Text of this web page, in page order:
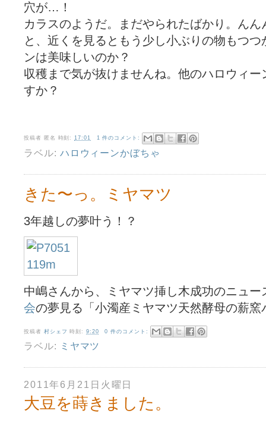
穴が…！
カラスのようだ。まだやられたばかり。んん
と、近くを見るともう少し小ぶりの物もつ
ンは美味しいのか？
収穫まで気が抜けませんね。他のハロウィ
すか？
投稿者 匿名 時刻: 17:01 1 件のコメント:
ラベル: ハロウィーンかぼちゃ
きた〜っ。ミヤマツ
3年越しの夢叶う！？
中嶋さんから、ミヤマツ挿し木成功のニュー
会の夢見る「小濁産ミヤマツ天然酵母の薪
投稿者 村シェフ 時刻:9:20 0 件のコメント:
ラベル: ミヤマツ
2011年6月21日火曜日
大豆を蒔きました。